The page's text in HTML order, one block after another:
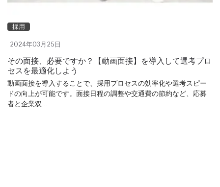
採用
2024年03月25日
その面接、必要ですか？【動画面接】を導入して選考プロ
セスを最適化しよう
動画面接を導入することで、採用プロセスの効率化や選考スピー
ドの向上が可能です。面接日程の調整や交通費の節約など、応募
者と企業双...